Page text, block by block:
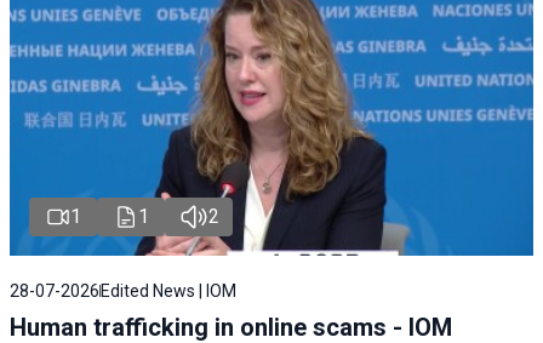
1 1 2
28-07-2026Edited News | IOM
Human trafficking in online scams - IOM